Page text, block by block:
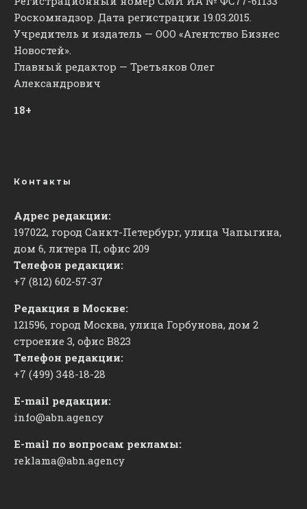
Роскомнадзор. Дата регистрации 19.03.2015.
Учредитель и издатель — ООО «Агентство Бизнес
Новостей».
Главный редактор — Третьяков Олег
Александрович
18+
Контакты
Адрес редакции:
197022, город Санкт-Петербург, улица Чапыгина,
дом 6, литера П, офис 209
Телефон редакции:
+7 (812) 602-57-37
Редакция в Москве:
121596, город Москва, улица Горбунова, дом 2
строение 3, офис ​В823
Телефон редакции:
+7 (499) 348-18-28
E-mail редакции:
info@abn.agency
E-mail по вопросам рекламы:
reklama@abn.agency